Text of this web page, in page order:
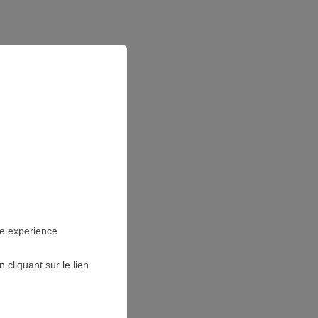
experience
cliquant sur le lien